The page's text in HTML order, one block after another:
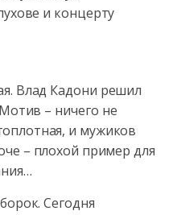
и концерту
Влад Кадони решил
– ничего не
и мужиков
– плохой пример для
Сегодня